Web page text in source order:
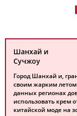
Шанхай и
Сучжоу
Город Шанхай и,
своим жарким
данных регионах
использовать крем
китайской моде на